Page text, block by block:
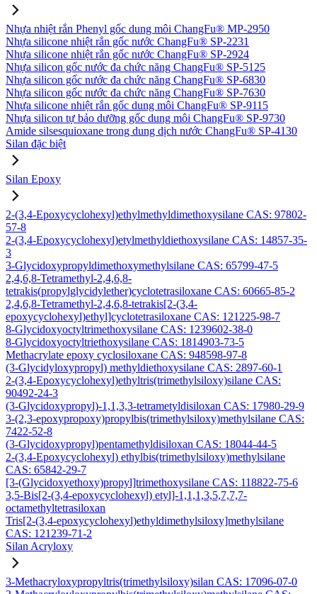
Nhựa nhiệt rắn Phenyl gốc dung môi ChangFu® MP-2950
Nhựa silicone nhiệt rắn gốc nước ChangFu® SP-2231
Nhựa silicone nhiệt rắn gốc nước ChangFu® SP-2924
Nhựa silicon gốc nước đa chức năng ChangFu® SP-5125
Nhựa silicon gốc nước đa chức năng ChangFu® SP-6830
Nhựa silicon gốc nước đa chức năng ChangFu® SP-7630
Nhựa silicone nhiệt rắn gốc dung môi ChangFu® SP-9115
Nhựa silicon tự bảo dưỡng gốc dung môi ChangFu® SP-9730
Amide silsesquioxane trong dung dịch nước ChangFu® SP-4130
Silan đặc biệt
Silan Epoxy
2-(3,4-Epoxycyclohexyl)ethylmethyldimethoxysilane CAS: 97802-
57-8
2-(3,4-Epoxycyclohexyl)etylmethyldiethoxysilane CAS: 14857-35-
3
3-Glycidoxypropyldimethoxymethylsilane CAS: 65799-47-5
2,4,6,8-Tetramethyl-2,4,6,8-
tetrakis(propylglycidylether)cyclotetrasiloxane CAS: 60665-85-2
2,4,6,8-Tetramethyl-2,4,6,8-tetrakis[2-(3,4-
epoxycyclohexyl)ethyl]cyclotetrasiloxane CAS: 121225-98-7
8-Glycidoxyoctyltrimethoxysilane CAS: 1239602-38-0
8-Glycidoxyoctyltriethoxysilane CAS: 1814903-73-5
Methacrylate epoxy cyclosiloxane CAS: 948598-97-8
(3-Glycidyloxypropyl) methyldiethoxysilane CAS: 2897-60-1
2-(3,4-Epoxycyclohexyl)ethyltris(trimethylsiloxy)silane CAS:
90492-24-3
(3-Glycidoxypropyl)-1,1,3,3-tetrametyldisiloxan CAS: 17980-29-9
3-(2,3-epoxypropoxy)propylbis(trimethylsiloxy)methylsilane CAS:
7422-52-8
(3-Glycidoxypropyl)pentamethyldisiloxan CAS: 18044-44-5
2-(3,4-Epoxycyclohexyl) ethylbis(trimethylsiloxy)methylsilane
CAS: 65842-29-7
[3-(Glycidoxyethoxy)propyl]trimethoxysilane CAS: 118822-75-6
3,5-Bis[2-(3,4-epoxycyclohexyl) etyl]-1,1,1,3,5,7,7,7-
octamethyltetrasiloxan
Tris[2-(3,4-epoxycyclohexyl)ethyldimethylsiloxy]methylsilane
CAS: 121239-71-2
Silan Acryloxy
3-Methacryloxypropyltris(trimethylsiloxy)silan CAS: 17096-07-0